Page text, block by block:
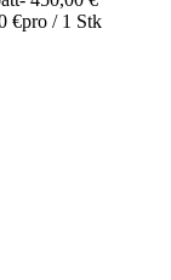
€pro / 1 Stk